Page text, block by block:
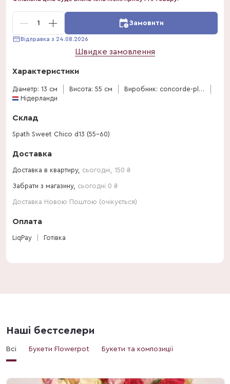
1 Замовити
Відправка з 24.08.2026
Швидке замовлення
Характеристики
Діаметр: 13 см Висота: 55 см
Виробник: concorde-plants
Нідерланди
Склад
Spath Sweet Chico d13 (55-60)
Доставка
Доставка в квартиру, сьогодні 150 ₴
Забрати з магазину, сьогодні 0 ₴
Доставка Новою Поштою (очікується)
Оплата
LiqPay Готівка
Наші бестселери
Всі Букети Flowerpot Букети та композиції